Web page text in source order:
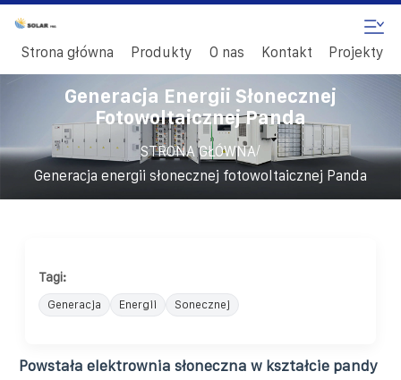
Strona główna Produkty O nas Kontakt Projekty
Generacja Energii Słonecznej
Fotowoltaicznej Panda
STRONA GŁÓWNA/
Generacja energii słonecznej fotowoltaicznej Panda
Tagi:
Generacja Energii Sonecznej
Powstała elektrownia słoneczna w kształcie pandy